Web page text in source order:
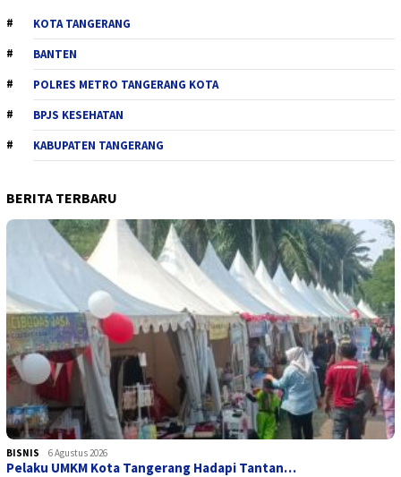
KOTA TANGERANG
BANTEN
POLRES METRO TANGERANG KOTA
BPJS KESEHATAN
KABUPATEN TANGERANG
BERITA TERBARU
BISNIS 6 Agustus 2026
Pelaku UMKM Kota Tangerang Hadapi Tantan…